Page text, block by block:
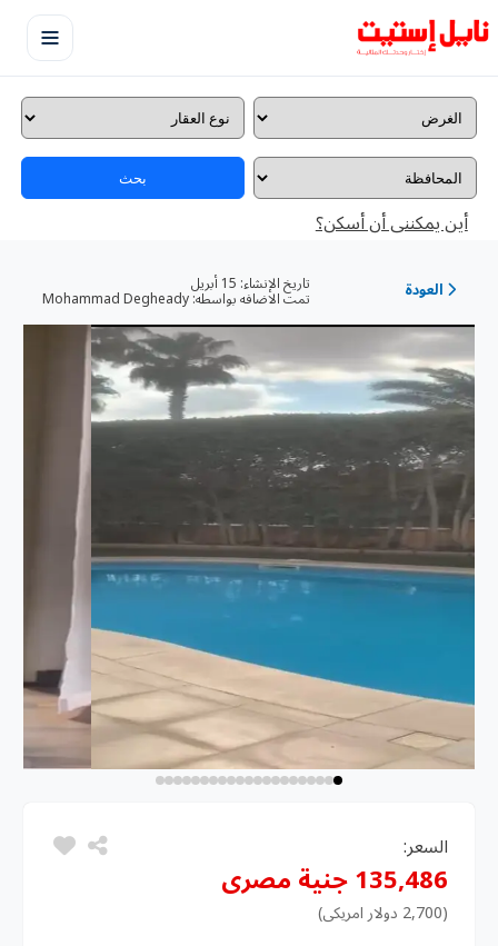
بحث
أين يمكننى أن أسكن؟
العودة تاريخ الإنشاء:
تمت الاضافه بواسطه: Mohammad Degheady
السعر:
135,486 جنية مصرى
(2,700 دولار امريكى)